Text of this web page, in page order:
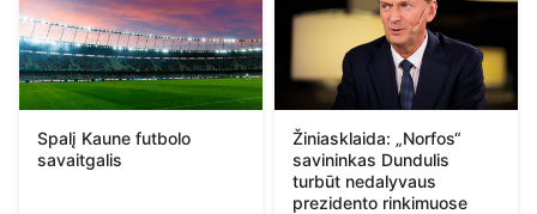
Spalį Kaune futbolo
savaitgalis
Žiniasklaida: „Norfos“
savininkas Dundulis
turbūt nedalyvaus
prezidento rinkimuose